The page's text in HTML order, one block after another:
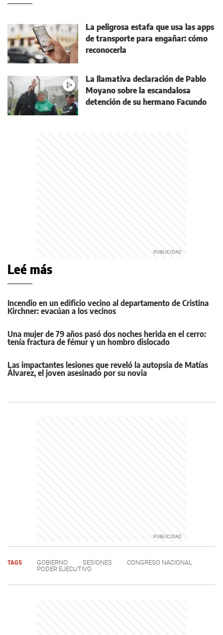
La peligrosa estafa que usa las apps
de transporte para engañar: cómo
reconocerla
La llamativa declaración de Pablo
Moyano sobre la escandalosa
detención de su hermano Facundo
Leé más
Incendio en un edificio vecino al departamento de Cristina
Kirchner: evacúan a los vecinos
Una mujer de 79 años pasó dos noches herida en el cerro:
tenía fractura de fémur y un hombro dislocado
Las impactantes lesiones que reveló la autopsia de Matías
Álvarez, el joven asesinado por su novia
TAGS GOBIERNO SESIONES
CONGRESO NACIONAL
PODER EJECUTIVO